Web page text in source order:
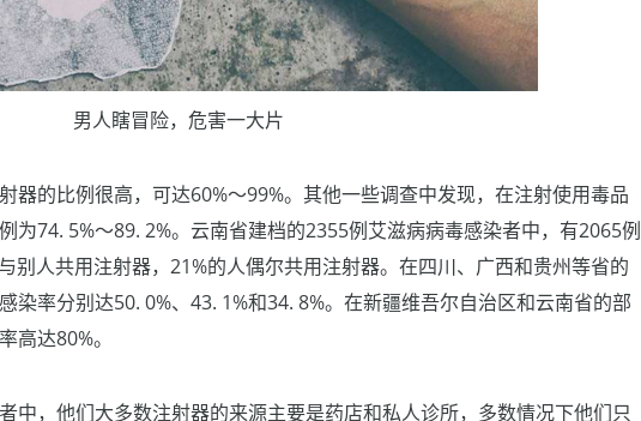
男人瞎冒险，危害一大片
器的比例很高，可达60%～99%。其他一些调查中发现，在注射使用毒品
为74. 5%～89. 2%。云南省建档的2355例艾滋病病毒感染者中，有2065例
别人共用注射器，21%的人偶尔共用注射器。在四川、广西和贵州等省的
染率分别达50. 0%、43. 1%和34. 8%。在新疆维吾尔自治区和云南省的部
高达80%。
中，他们大多数注射器的来源主要是药店和私人诊所，多数情况下他们只